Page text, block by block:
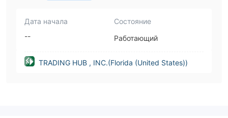
Дата начала
--
Состояние
Работающий
TRADING HUB , INC.(Florida (United States))